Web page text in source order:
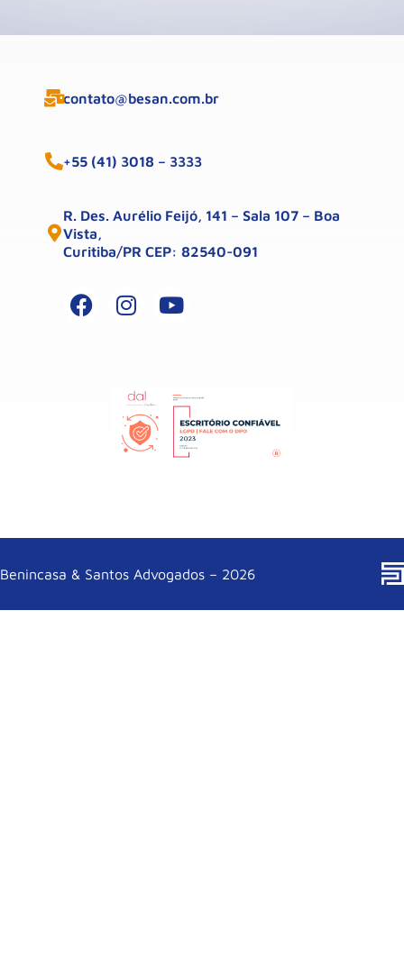
contato@besan.com.br
+55 (41) 3018 – 3333
R. Des. Aurélio Feijó, 141 – Sala 107 – Boa
Vista,
Curitiba/PR CEP: 82540-091
Benincasa & Santos Advogados – 2026